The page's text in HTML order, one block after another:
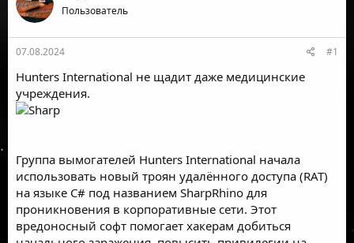
т
е
м
ы
а
а
Пользователь
07.08.2024 #1
Hunters International не щадит даже медицинские
учреждения.
Группа вымогателей Hunters International начала
использовать новый троян удалённого доступа (RAT)
на языке C# под названием SharpRhino для
проникновения в корпоративные сети. Этот
вредоносный софт помогает хакерам добиться